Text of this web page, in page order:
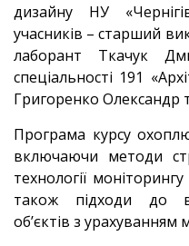
дизайну НУ
учасників – старший
лаборант Ткачук
спеціальності 191
Григоренко Олександр
Програма курсу
включаючи методи
технології
також підходи до
об’єктів з урахуванням